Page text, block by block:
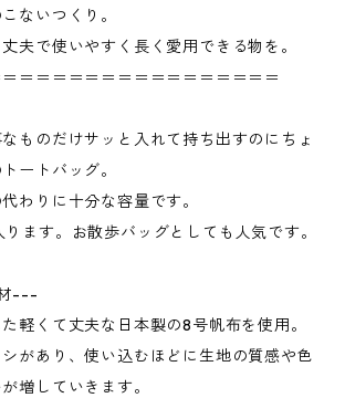
ないつくり。
夫で使いやすく長く愛用できる物を。
＝＝＝＝＝＝＝＝＝＝＝＝＝＝＝＝
ものだけサッと入れて持ち出すのにちょ
ートバッグ。
わりに十分な容量です。
ます。お散歩バッグとしても人気です。
---
軽くて丈夫な日本製の8号帆布を使用。
があり、使い込むほどに生地の質感や色
増していきます。